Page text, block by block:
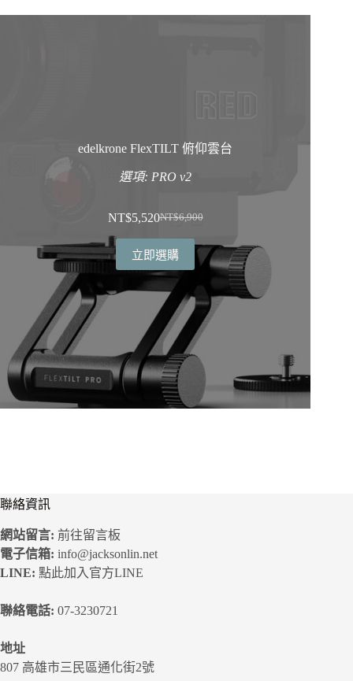
edelkrone FlexTILT 俯仰雲台
選項: PRO v2
NT$6,900
原
始
價
格：
NT$6,900。
NT$5,520目
前
價
格：
NT$5,520。
立即選購
聯絡資訊
網站留言: 前往留言板
電子信箱: info@jacksonlin.net
LINE: 點此加入官方LINE
聯絡電話: 07-3230721
地址
807 高雄市三民區通化街2號